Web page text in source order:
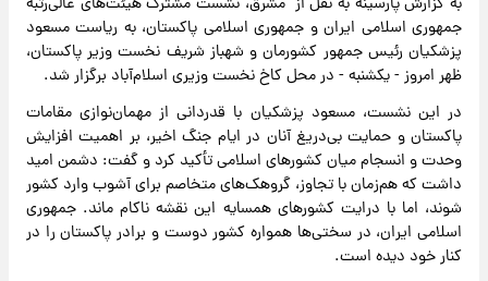
جمهوری اسلامی ایران و جمهوری اسلامی پاکستان، به ریاست مسعود
پزشکیان رئیس جمهور کشورمان و شهباز شریف نخست وزیر پاکستان،
ظهر امروز - یکشنبه - در محل کاخ نخست وزیری اسلام‌آباد برگزار شد.
در این نشست، مسعود پزشکیان با قدردانی از مهمان‌نوازی مقامات
پاکستان و حمایت بی‌دریغ آنان در ایام جنگ اخیر، بر اهمیت افزایش
وحدت و انسجام میان کشورهای اسلامی تأکید کرد و گفت: دشمن امید
داشت که هم‌زمان با تجاوز، گروهک‌های متخاصم برای آشوب وارد کشور
شوند، اما با درایت کشورهای همسایه این نقشه ناکام ماند. جمهوری
اسلامی ایران، در سختی‌ها همواره کشور دوست و برادر پاکستان را در
کنار خود دیده است.